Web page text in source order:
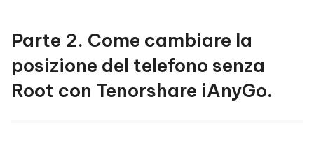
Parte 2. Come cambiare la
posizione del telefono senza
Root con Tenorshare iAnyGo.